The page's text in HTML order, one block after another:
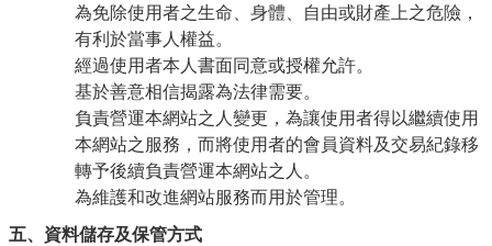
為免除使用者之生命、身體、自由或財產上之危險，
有利於當事人權益。
經過使用者本人書面同意或授權允許。
基於善意相信揭露為法律需要。
負責營運本網站之人變更，為讓使用者得以繼續使用
本網站之服務，而將使用者的會員資料及交易紀錄移
轉予後續負責營運本網站之人。
為維護和改進網站服務而用於管理。
五、資料儲存及保管方式